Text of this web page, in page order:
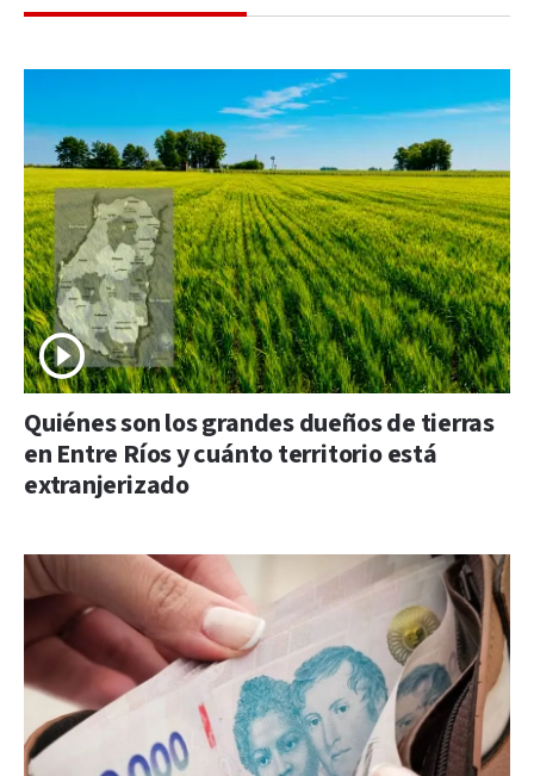
Quiénes son los grandes dueños de tierras
en Entre Ríos y cuánto territorio está
extranjerizado